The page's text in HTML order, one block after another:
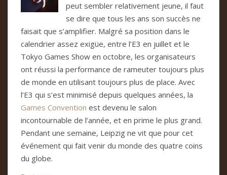
peut sembler relativement jeune, il faut
se dire que tous les ans son succès ne
faisait que s’amplifier. Malgré sa position dans le
calendrier assez exigüe, entre l’E3 en juillet et le
Tokyo Games Show en octobre, les organisateurs
ont réussi la performance de rameuter toujours plus
de monde en utilisant toujours plus de place. Avec
l’E3 qui s’est minimisé depuis quelques années, la
Games Convention est devenu le salon
incontournable de l’année, et en prime le plus grand.
Pendant une semaine, Leipzig ne vit que pour cet
événement qui fait venir du monde des quatre coins
du globe.